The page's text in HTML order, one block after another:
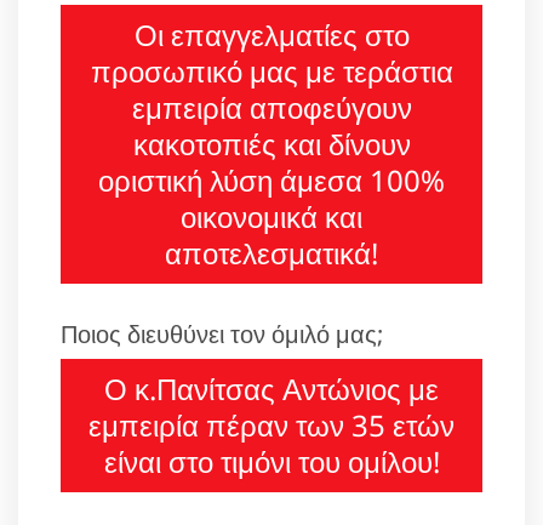
Οι επαγγελματίες στο
προσωπικό μας με τεράστια
εμπειρία αποφεύγουν
κακοτοπιές και δίνουν
οριστική λύση άμεσα 100%
οικονομικά και
αποτελεσματικά!
Ποιος διευθύνει τον όμιλό μας;
Ο κ.Πανίτσας Αντώνιος με
εμπειρία πέραν των 35 ετών
είναι στο τιμόνι του ομίλου!